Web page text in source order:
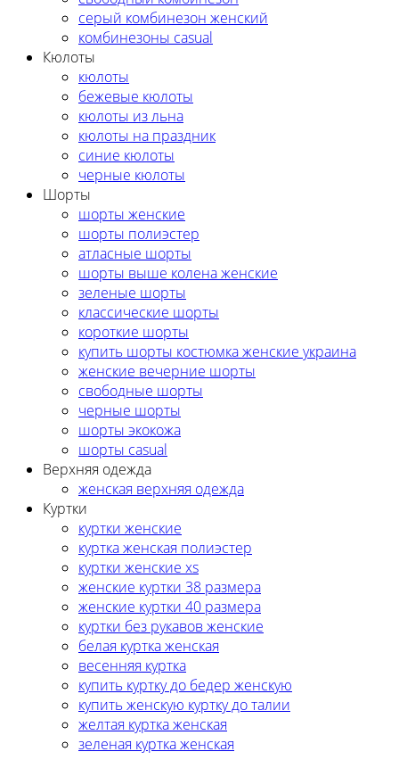
серый комбинезон женский
комбинезоны casual
Кюлоты
кюлоты
бежевые кюлоты
кюлоты из льна
кюлоты на праздник
синие кюлоты
черные кюлоты
Шорты
шорты женские
шорты полиэстер
атласные шорты
шорты выше колена женские
зеленые шорты
классические шорты
короткие шорты
купить шорты костюмка женские украина
женские вечерние шорты
свободные шорты
черные шорты
шорты экокожа
шорты casual
Верхняя одежда
женская верхняя одежда
Куртки
куртки женские
куртка женская полиэстер
куртки женские xs
женские куртки 38 размера
женские куртки 40 размера
куртки без рукавов женские
белая куртка женская
весенняя куртка
купить куртку до бедер женскую
купить женскую куртку до талии
желтая куртка женская
зеленая куртка женская